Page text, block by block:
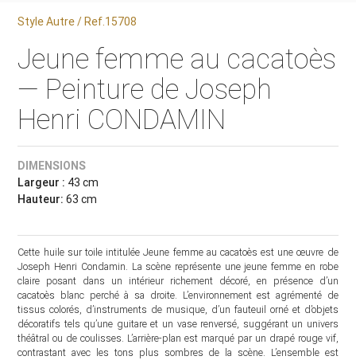
Style Autre / Ref.15708
Jeune femme au cacatoès
— Peinture de Joseph
Henri CONDAMIN
DIMENSIONS
Largeur : 43 cm
Hauteur: 63 cm
Cette huile sur toile intitulée Jeune femme au cacatoès est une œuvre de
Joseph Henri Condamin. La scène représente une jeune femme en robe
claire posant dans un intérieur richement décoré, en présence d’un
cacatoès blanc perché à sa droite. L’environnement est agrémenté de
tissus colorés, d’instruments de musique, d’un fauteuil orné et d’objets
décoratifs tels qu’une guitare et un vase renversé, suggérant un univers
théâtral ou de coulisses. L’arrière-plan est marqué par un drapé rouge vif,
contrastant avec les tons plus sombres de la scène. L’ensemble est